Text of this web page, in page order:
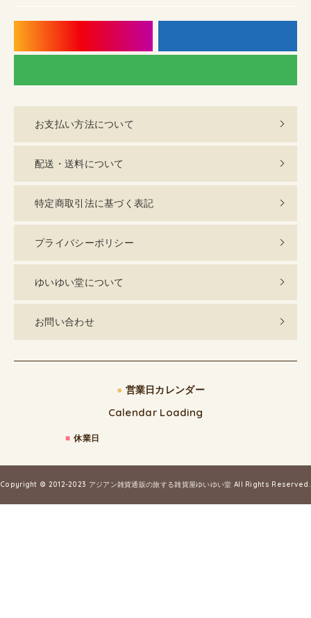
お支払い方法について
配送・送料について
特定商取引法に基づく表記
プライバシーポリシー
ゆいゆい堂について
お問い合わせ
● 営業日カレンダー
Calendar Loading
■ 休業日
Copyright © 2012-2023 アジアン雑貨通販の旅する雑貨屋ゆいゆい堂 All Rights Reserved.